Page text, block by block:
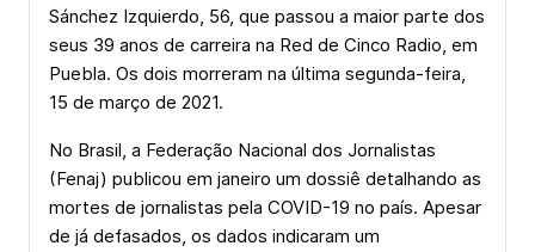
Sánchez Izquierdo, 56, que passou a maior parte dos
seus 39 anos de carreira na Red de Cinco Radio, em
Puebla. Os dois morreram na última segunda-feira,
15 de março de 2021.
No Brasil, a Federação Nacional dos Jornalistas
(Fenaj) publicou em janeiro um dossiê detalhando as
mortes de jornalistas pela COVID-19 no país. Apesar
de já defasados, os dados indicaram um